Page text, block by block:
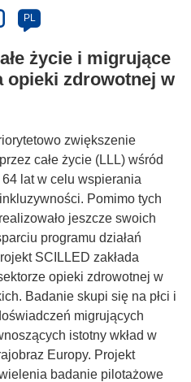
PL
życie i migrujące
opieki zdrowotnej w
zwiększenie
całe życie (LLL) wśród
lat w celu wspierania
Pomimo tych
jeszcze swoich
programu działań
SCILLED zakłada
opieki zdrowotnej w
Badanie skupi się na płci i
migrujących
istotny wkład w
Europy. Projekt
badanie pilotażowe